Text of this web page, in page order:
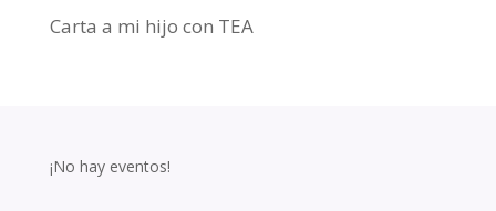
Carta a mi hijo con TEA
¡No hay eventos!